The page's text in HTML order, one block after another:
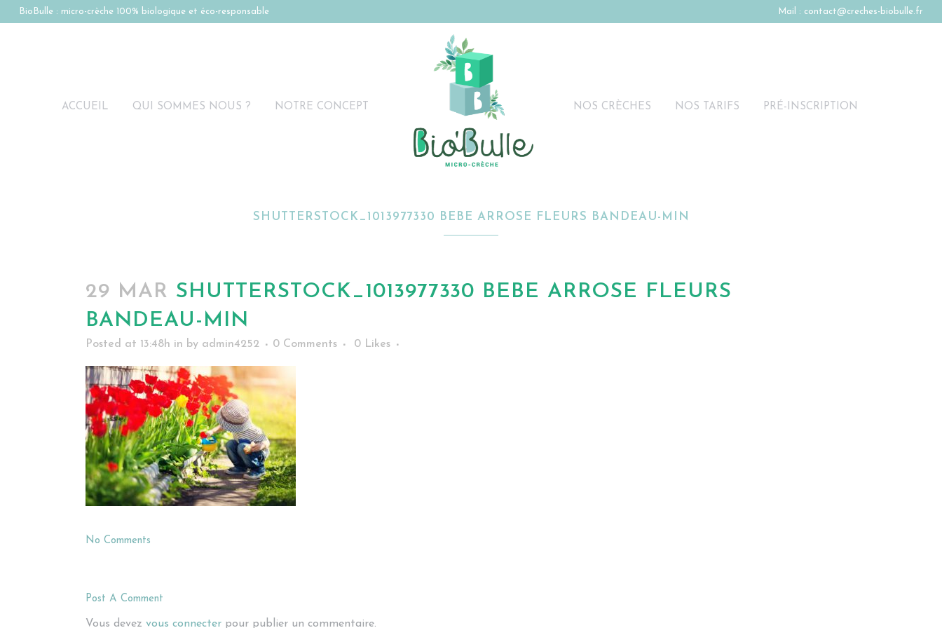
BioBulle : micro-crèche 100% biologique et éco-responsable Mail : contact@creches-biobulle.fr
ACCUEIL QUI SOMMES NOUS ? NOTRE CONCEPT NOS CRÈCHES NOS TARIFS PRÉ-INSCRIPTION
SHUTTERSTOCK_1013977330 BEBE ARROSE FLEURS BANDEAU-MIN
29 MAR SHUTTERSTOCK_1013977330 BEBE ARROSE FLEURS
BANDEAU-MIN
Posted at 13:48h in by admin4252 0 Comments 0 Likes
No Comments
Post A Comment
Vous devez vous connecter pour publier un commentaire.